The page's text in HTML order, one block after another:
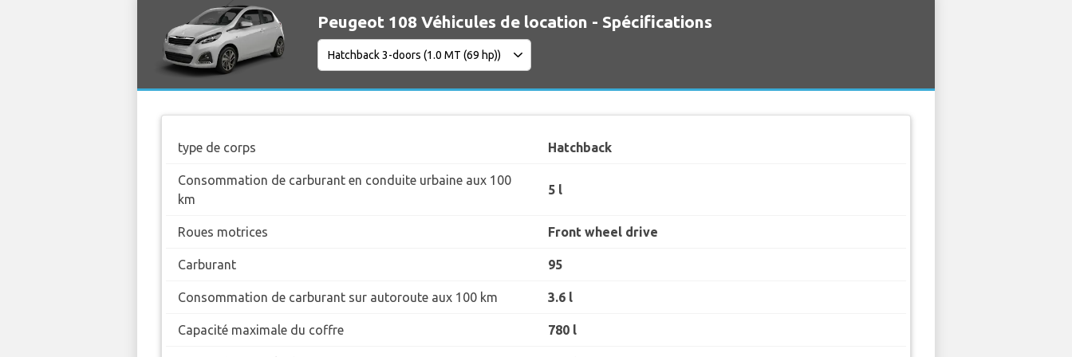
Peugeot 108 Véhicules de location - Spécifications
type de corps Hatchback
Consommation de carburant en conduite urbaine aux 100
km
5 l
Roues motrices Front wheel drive
Carburant 95
Consommation de carburant sur autoroute aux 100 km 3.6 l
Capacité maximale du coffre 780 l